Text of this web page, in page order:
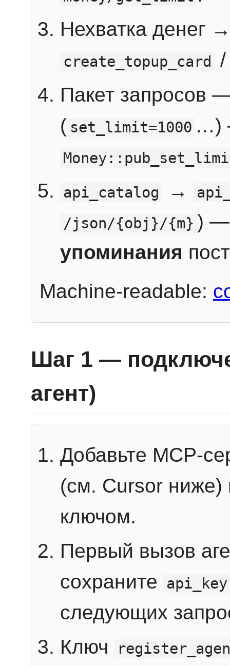
Нехватка денег
create_topup_card
Пакет запросов
( set_limit=1000 …)
api_catalog
→
/json/{obj}/{m} ) —
упоминания
Machine-readable:
Шаг 1 —
агент)
Добавьте MCP-
(см. Cursor ниже)
ключом.
Первый вызов
сохраните
api_key
следующих
Ключ